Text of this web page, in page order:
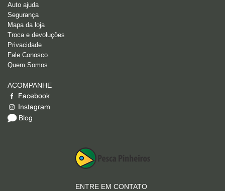
Auto ajuda
Segurança
Mapa da loja
Troca e devoluções
Privacidade
Fale Conosco
Quem Somos
ACOMPANHE
ENTRE EM CONTATO